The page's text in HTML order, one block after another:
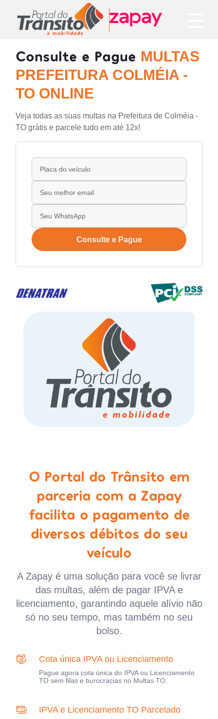
Consulte e Pague MULTAS
PREFEITURA COLMÉIA -
TO ONLINE
Veja todas as suas multas na Prefeitura de Colméia -
TO grátis e parcele tudo em até 12x!
Consulte e Pague
O Portal do Trânsito em
parceria com a Zapay
facilita o pagamento de
diversos débitos do seu
veículo
A Zapay é uma solução para você se livrar
das multas, além de pagar IPVA e
licenciamento, garantindo aquele alívio não
só no seu tempo, mas também no seu
bolso.
Cota única IPVA ou Licenciamento
Pague agora cota única do IPVA ou Licenciamento
TO sem filas e burocracias no Multas TO.
IPVA e Licenciamento TO Parcelado